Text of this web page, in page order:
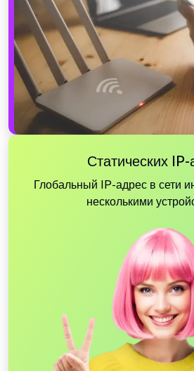
Статических
Глобальный IP-адрес в сети
несколькими